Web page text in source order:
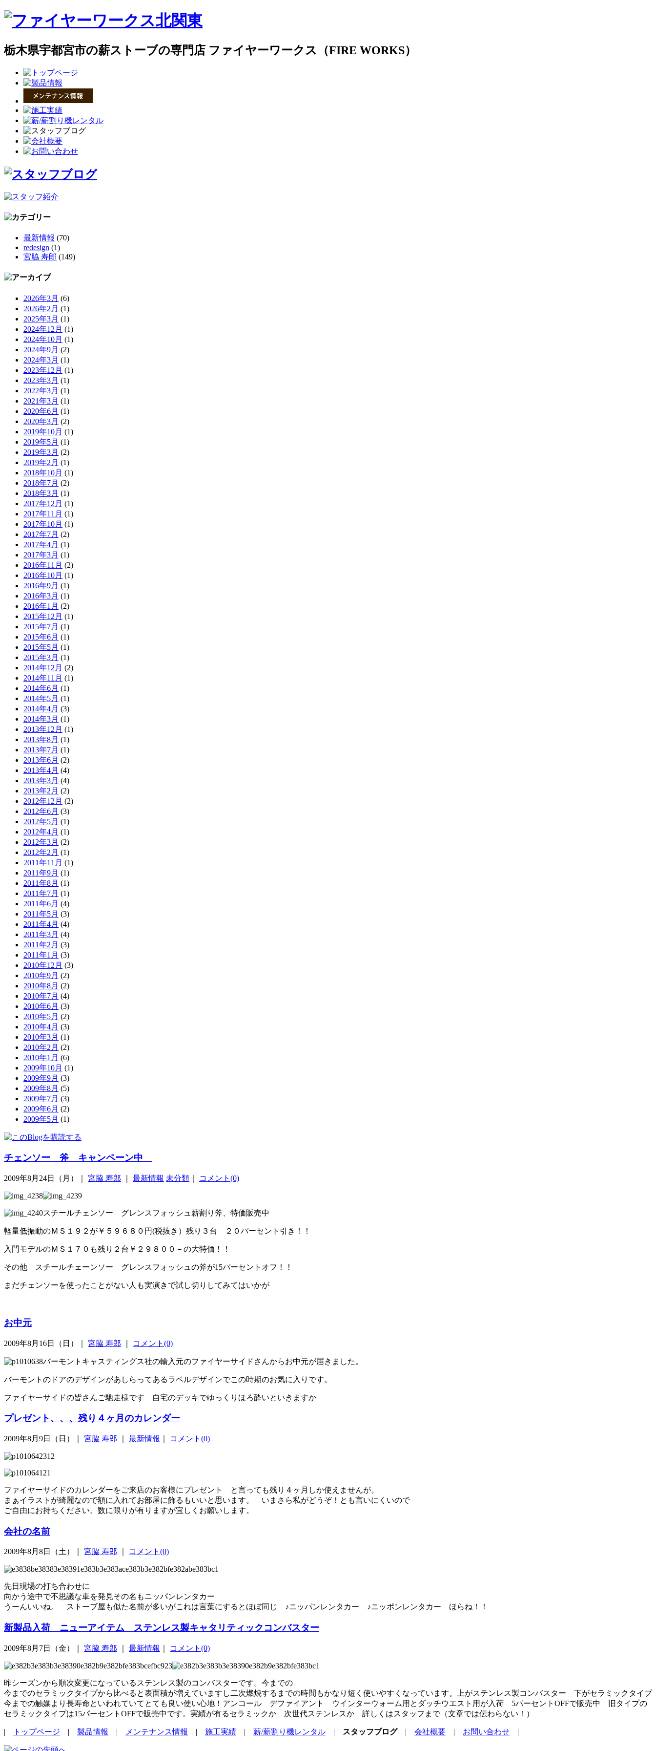
栃木県宇都宮市の薪ストーブの専門店 ファイヤーワークス（FIRE WORKS）
最新情報 (70)
redesign (1)
宮脇 寿郎 (149)
2026年3月 (6)
2026年2月 (1)
2025年3月 (1)
2024年12月 (1)
2024年10月 (1)
2024年9月 (2)
2024年3月 (1)
2023年12月 (1)
2023年3月 (1)
2022年3月 (1)
2021年3月 (1)
2020年6月 (1)
2020年3月 (2)
2019年10月 (1)
2019年5月 (1)
2019年3月 (2)
2019年2月 (1)
2018年10月 (1)
2018年7月 (2)
2018年3月 (1)
2017年12月 (1)
2017年11月 (1)
2017年10月 (1)
2017年7月 (2)
2017年4月 (1)
2017年3月 (1)
2016年11月 (2)
2016年10月 (1)
2016年9月 (1)
2016年3月 (1)
2016年1月 (2)
2015年12月 (1)
2015年7月 (1)
2015年6月 (1)
2015年5月 (1)
2015年3月 (1)
2014年12月 (2)
2014年11月 (1)
2014年6月 (1)
2014年5月 (1)
2014年4月 (3)
2014年3月 (1)
2013年12月 (1)
2013年8月 (1)
2013年7月 (1)
2013年6月 (2)
2013年4月 (4)
2013年3月 (4)
2013年2月 (2)
2012年12月 (2)
2012年6月 (3)
2012年5月 (1)
2012年4月 (1)
2012年3月 (2)
2012年2月 (1)
2011年11月 (1)
2011年9月 (1)
2011年8月 (1)
2011年7月 (1)
2011年6月 (4)
2011年5月 (3)
2011年4月 (4)
2011年3月 (4)
2011年2月 (3)
2011年1月 (3)
2010年12月 (3)
2010年9月 (2)
2010年8月 (2)
2010年7月 (4)
2010年6月 (3)
2010年5月 (2)
2010年4月 (3)
2010年3月 (1)
2010年2月 (2)
2010年1月 (6)
2009年10月 (1)
2009年9月 (3)
2009年8月 (5)
2009年7月 (3)
2009年6月 (2)
2009年5月 (1)
チェンソー 斧 キャンペーン中
2009年8月24日（月）｜ 宮脇 寿郎 最新情報 未分類 コメント(0)
スチールチェンソー グレンスフォッシュ薪割り斧、特価販売中
軽量低振動のＭＳ１９２が￥５９６８０円(税抜き）残り３台 ２０パーセント引き！！
入門モデルのＭＳ１７０も残り２台￥２９８００－の大特価！！
その他 スチールチェーンソー グレンスフォッシュの斧が15パーセントオフ！！
まだチェンソーを使ったことがない人も実演きで試し切りしてみてはいかが
お中元
2009年8月16日（日）｜ 宮脇 寿郎 コメント(0)
バーモントキャスティングス社の輸入元のファイヤーサイドさんからお中元が届きました。
バーモントのドアのデザインがあしらってあるラベルデザインでこの時期のお気に入りです。
ファイヤーサイドの皆さんご馳走様です 自宅のデッキでゆっくりほろ酔いといきますか
プレゼント、、、残り４ヶ月のカレンダー
2009年8月9日（日）｜ 宮脇 寿郎 最新情報 コメント(0)
ファイヤーサイドのカレンダーをご来店のお客様にプレゼント と言っても残り４ヶ月しか使えませんが。
まぁイラストが綺麗なので額に入れてお部屋に飾るもいいと思います。 いまさら私がどうぞ！とも言いにくいので
ご自由にお持ちください。数に限りが有りますが宜しくお願いします。
会社の名前
2009年8月8日（土）｜ 宮脇 寿郎 コメント(0)
先日現場の打ち合わせに
向かう途中で不思議な車を発見その名もニッパンレンタカー
うーんいいね。 ストーブ屋も似た名前が多いがこれは言葉にするとほぼ同じ ♪ニッパンレンタカー ♪ニッポンレンタカー ほらね！！
新製品入荷 ニューアイテム ステンレス製キャタリティックコンバスター
2009年8月7日（金）｜ 宮脇 寿郎 最新情報 コメント(0)
昨シーズンから順次変更になっているステンレス製のコンバスターです。今までの
今までのセラミックタイプから比べると表面積が増えていますし二次燃焼するまでの時間もかなり短く使いやすくなっています。上がステンレス製コンバスター 下がセラミックタイプ
今までの触媒より長寿命といわれていてとても良い使い心地！アンコール デファイアント ウインターウォーム用とダッチウエスト用が入荷 5パーセントOFFで販売中 旧タイプの
セラミックタイプは15パーセントOFFで販売中です。実績が有るセラミックか 次世代ステンレスか 詳しくはスタッフまで（文章では伝わらない！）
| トップページ | 製品情報 | メンテナンス情報 | 施工実績 | 薪/薪割り機レンタル | スタッフブログ| 会社概要 | お問い合わせ |